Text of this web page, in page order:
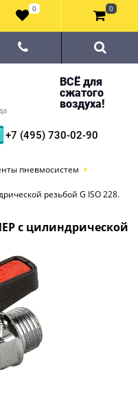
ВСЁ для
сжатого
воздуха!
+7 (495) 730-02-90
пневмосистем
резьбой G ISO 228.
с цилиндрической
0 0